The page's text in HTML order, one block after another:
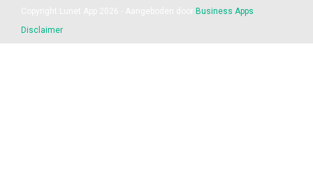
Business Apps
Disclaimer